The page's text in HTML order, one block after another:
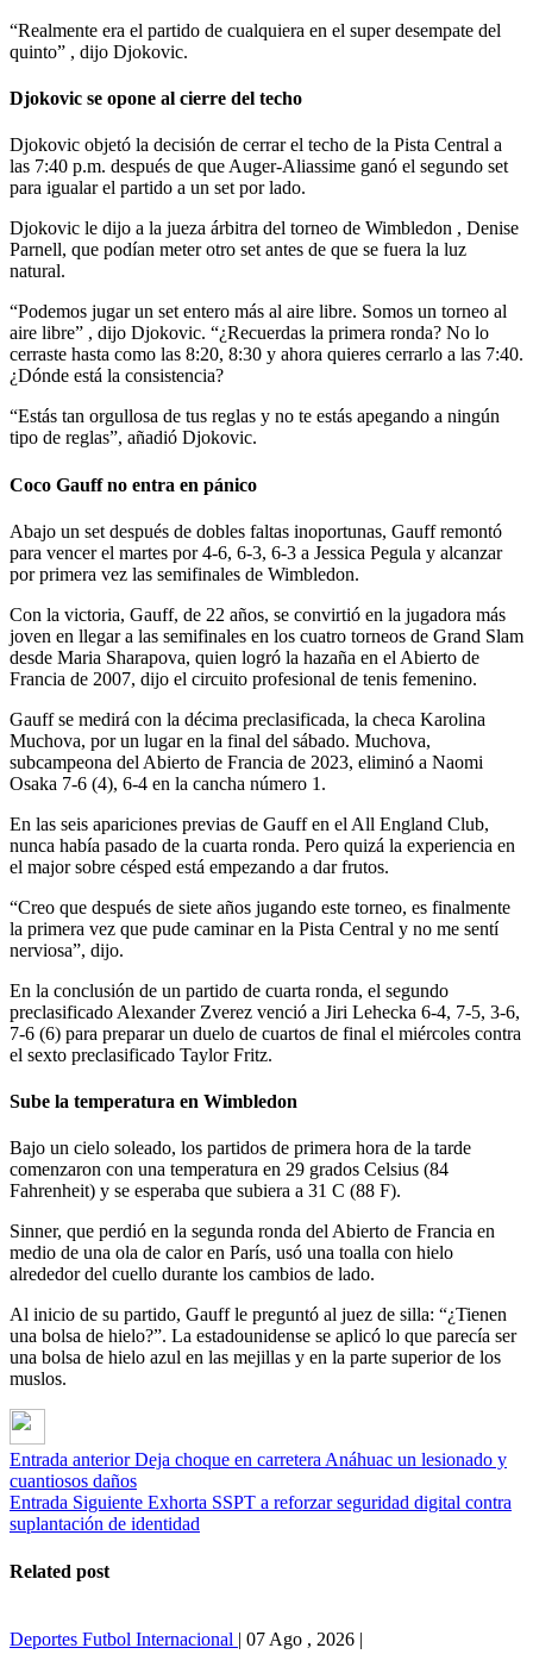
“Realmente era el partido de cualquiera en el super desempate del
quinto” , dijo Djokovic.
Djokovic se opone al cierre del techo
Djokovic objetó la decisión de cerrar el techo de la Pista Central a
las 7:40 p.m. después de que Auger-Aliassime ganó el segundo set
para igualar el partido a un set por lado.
Djokovic le dijo a la jueza árbitra del torneo de Wimbledon , Denise
Parnell, que podían meter otro set antes de que se fuera la luz
natural.
“Podemos jugar un set entero más al aire libre. Somos un torneo al
aire libre” , dijo Djokovic. “¿Recuerdas la primera ronda? No lo
cerraste hasta como las 8:20, 8:30 y ahora quieres cerrarlo a las 7:40.
¿Dónde está la consistencia?
“Estás tan orgullosa de tus reglas y no te estás apegando a ningún
tipo de reglas”, añadió Djokovic.
Coco Gauff no entra en pánico
Abajo un set después de dobles faltas inoportunas, Gauff remontó
para vencer el martes por 4-6, 6-3, 6-3 a Jessica Pegula y alcanzar
por primera vez las semifinales de Wimbledon.
Con la victoria, Gauff, de 22 años, se convirtió en la jugadora más
joven en llegar a las semifinales en los cuatro torneos de Grand Slam
desde Maria Sharapova, quien logró la hazaña en el Abierto de
Francia de 2007, dijo el circuito profesional de tenis femenino.
Gauff se medirá con la décima preclasificada, la checa Karolina
Muchova, por un lugar en la final del sábado. Muchova,
subcampeona del Abierto de Francia de 2023, eliminó a Naomi
Osaka 7-6 (4), 6-4 en la cancha número 1.
En las seis apariciones previas de Gauff en el All England Club,
nunca había pasado de la cuarta ronda. Pero quizá la experiencia en
el major sobre césped está empezando a dar frutos.
“Creo que después de siete años jugando este torneo, es finalmente
la primera vez que pude caminar en la Pista Central y no me sentí
nerviosa”, dijo.
En la conclusión de un partido de cuarta ronda, el segundo
preclasificado Alexander Zverez venció a Jiri Lehecka 6-4, 7-5, 3-6,
7-6 (6) para preparar un duelo de cuartos de final el miércoles contra
el sexto preclasificado Taylor Fritz.
Sube la temperatura en Wimbledon
Bajo un cielo soleado, los partidos de primera hora de la tarde
comenzaron con una temperatura en 29 grados Celsius (84
Fahrenheit) y se esperaba que subiera a 31 C (88 F).
Sinner, que perdió en la segunda ronda del Abierto de Francia en
medio de una ola de calor en París, usó una toalla con hielo
alrededor del cuello durante los cambios de lado.
Al inicio de su partido, Gauff le preguntó al juez de silla: “¿Tienen
una bolsa de hielo?”. La estadounidense se aplicó lo que parecía ser
una bolsa de hielo azul en las mejillas y en la parte superior de los
muslos.
Entrada anterior Deja choque en carretera Anáhuac un lesionado y
cuantiosos daños
Entrada Siguiente Exhorta SSPT a reforzar seguridad digital contra
suplantación de identidad
Related post
Deportes Futbol Internacional | 07 Ago , 2026 |